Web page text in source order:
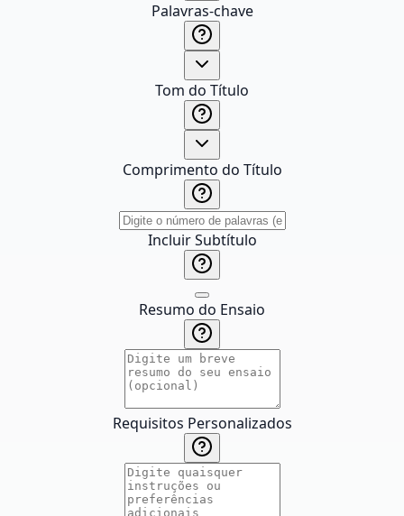
Palavras-chave
Tom do Título
Comprimento do Título
Incluir Subtítulo
Resumo do Ensaio
Requisitos Personalizados